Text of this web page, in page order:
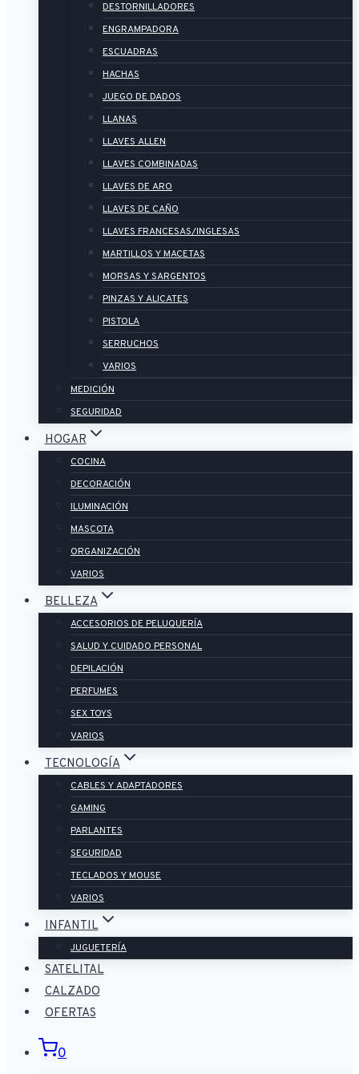
DESTORNILLADORES
ENGRAMPADORA
ESCUADRAS
HACHAS
JUEGO DE DADOS
LLANAS
LLAVES ALLEN
LLAVES COMBINADAS
LLAVES DE ARO
LLAVES DE CAÑO
LLAVES FRANCESAS/INGLESAS
MARTILLOS Y MACETAS
MORSAS Y SARGENTOS
PINZAS Y ALICATES
PISTOLA
SERRUCHOS
VARIOS
MEDICIÓN
SEGURIDAD
HOGAR
COCINA
DECORACIÓN
ILUMINACIÓN
MASCOTA
ORGANIZACIÓN
VARIOS
BELLEZA
ACCESORIOS DE PELUQUERÍA
SALUD Y CUIDADO PERSONAL
DEPILACIÓN
PERFUMES
SEX TOYS
VARIOS
TECNOLOGÍA
CABLES Y ADAPTADORES
GAMING
PARLANTES
SEGURIDAD
TECLADOS Y MOUSE
VARIOS
INFANTIL
JUGUETERÍA
SATELITAL
CALZADO
OFERTAS
0